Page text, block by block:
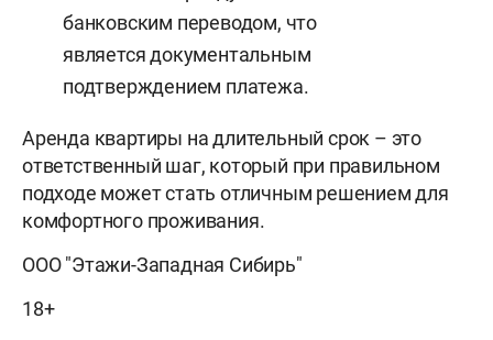
банковским переводом, что
является документальным
подтверждением платежа.
Аренда квартиры на длительный срок – это
ответственный шаг, который при правильном
подходе может стать отличным решением для
комфортного проживания.
ООО "Этажи-Западная Сибирь"
18+